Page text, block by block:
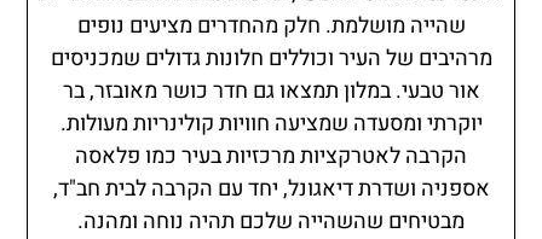
שהייה מושלמת. חלק מהחדרים מציעים נופים
מרהיבים של העיר וכוללים חלונות גדולים שמכניסים
אור טבעי. במלון תמצאו גם חדר כושר מאובזר, בר
יוקרתי ומסעדה שמציעה חוויות קולינריות מעולות.
הקרבה לאטרקציות מרכזיות בעיר כמו פלאסה
אספניה ושדרת דיאגונל, יחד עם הקרבה לבית חב"ד,
מבטיחים שהשהייה שלכם תהיה נוחה ומהנה.